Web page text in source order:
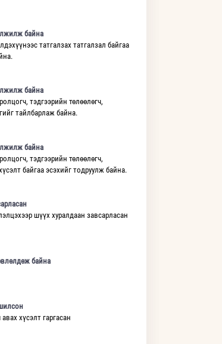
байна
татгалзах татгалзал байгаа
байна
тэдгээрийн төлөөлөгч,
тайлбарлаж байна.
байна
тэдгээрийн төлөөлөгч,
байгаа эсэхийг тодруулж байна.
шүүх хуралдаан завсарласан
байна
хүсэлт гаргасан